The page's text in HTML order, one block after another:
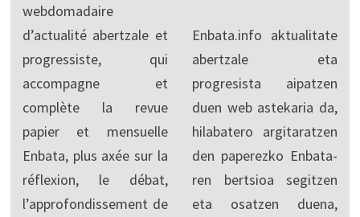
webdomadaire
d’actualité abertzale et
progressiste, qui
accompagne et
complète la revue
papier et mensuelle
Enbata, plus axée sur la
réflexion, le débat,
l’approfondissement de
Enbata.info aktualitate
abertzale eta
progresista aipatzen
duen web astekaria da,
hilabatero argitaratzen
den paperezko Enbata-
ren bertsioa segitzen
eta osatzen duena,